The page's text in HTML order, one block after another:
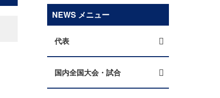
NEWS メニュー
代表
国内全国大会・試合